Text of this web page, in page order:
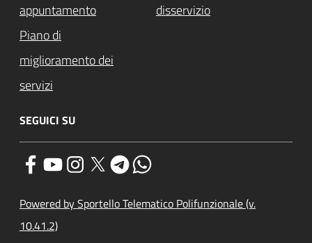
appuntamento
disservizio
Piano di
miglioramento dei
servizi
SEGUICI SU
Powered by Sportello Telematico Polifunzionale (v.
10.41.2)